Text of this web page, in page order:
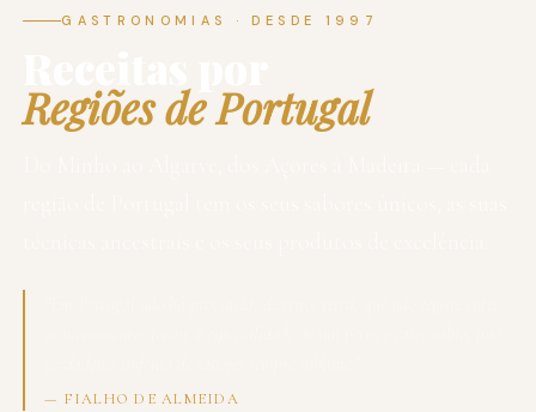
GASTRONOMIAS · DESDE 1997
Regiões de Portugal
— FIALHO DE ALMEIDA